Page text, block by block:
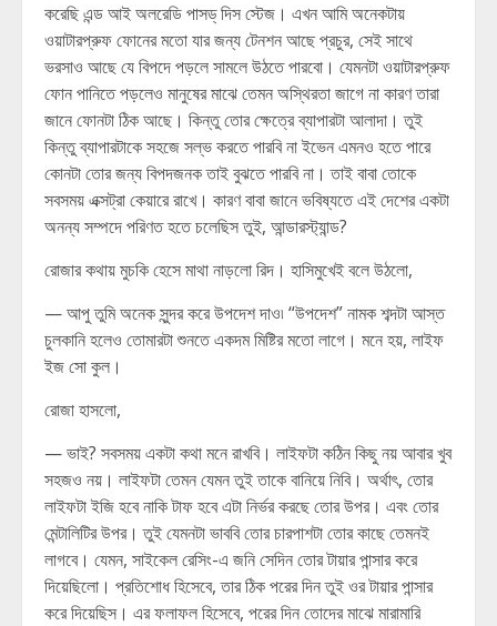
করেছি এন্ড আই অলরেডি পাসড্ দিস স্টেজ। এখন আমি অনেকটায়
ওয়াটারপ্রুফ ফোনের মতো যার জন্য টেনশন আছে প্রচুর, সেই সাথে
ভরসাও আছে যে বিপদে পড়লে সামলে উঠতে পারবো। যেমনটা ওয়াটারপ্রুফ
ফোন পানিতে পড়লেও মানুষের মাঝে তেমন অস্থিরতা জাগে না কারণ তারা
জানে ফোনটা ঠিক আছে। কিন্তু তোর ক্ষেত্রে ব্যাপারটা আলাদা। তুই
কিন্তু ব্যাপারটাকে সহজে সল্ভ করতে পারবি না ইভেন এমনও হতে পারে
কোনটা তোর জন্য বিপদজনক তাই বুঝতে পারবি না। তাই বাবা তোকে
সবসময় এক্সট্রা কেয়ারে রাখে। কারণ বাবা জানে ভবিষ্যতে এই দেশের একটা
অনন্য সম্পদে পরিণত হতে চলেছিস তুই, আন্ডারস্ট্যান্ড?
রোজার কথায় মুচকি হেসে মাথা নাড়লো রিদ। হাসিমুখেই বলে উঠলো,
— আপু তুমি অনেক সুন্দর করে উপদেশ দাও৷ “উপদেশ” নামক শব্দটা আস্ত
চুলকানি হলেও তোমারটা শুনতে একদম মিষ্টির মতো লাগে। মনে হয়, লাইফ
ইজ সো কুল।
রোজা হাসলো,
— ভাই? সবসময় একটা কথা মনে রাখবি। লাইফটা কঠিন কিছু নয় আবার খুব
সহজও নয়। লাইফটা তেমন যেমন তুই তাকে বানিয়ে নিবি। অর্থাৎ, তোর
লাইফটা ইজি হবে নাকি টাফ হবে এটা নির্ভর করছে তোর উপর। এবং তোর
মেন্টালিটির উপর। তুই যেমনটা ভাববি তোর চারপাশটা তোর কাছে তেমনই
লাগবে। যেমন, সাইকেল রেসিং-এ জনি সেদিন তোর টায়ার পান্সার করে
দিয়েছিলো। প্রতিশোধ হিসেবে, তার ঠিক পরের দিন তুই ওর টায়ার পান্সার
করে দিয়েছিস। এর ফলাফল হিসেবে, পরের দিন তোদের মাঝে মারামারি